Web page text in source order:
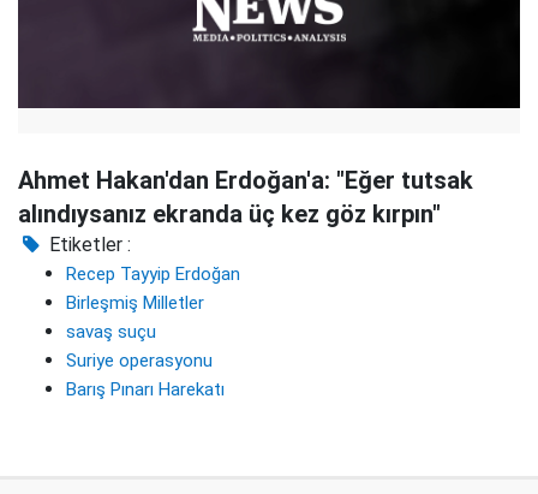
Ahmet Hakan'dan Erdoğan'a: "Eğer tutsak
alındıysanız ekranda üç kez göz kırpın"
Etiketler :
Recep Tayyip Erdoğan
Birleşmiş Milletler
savaş suçu
Suriye operasyonu
Barış Pınarı Harekatı